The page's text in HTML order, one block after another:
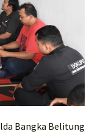
Bangka Belitung